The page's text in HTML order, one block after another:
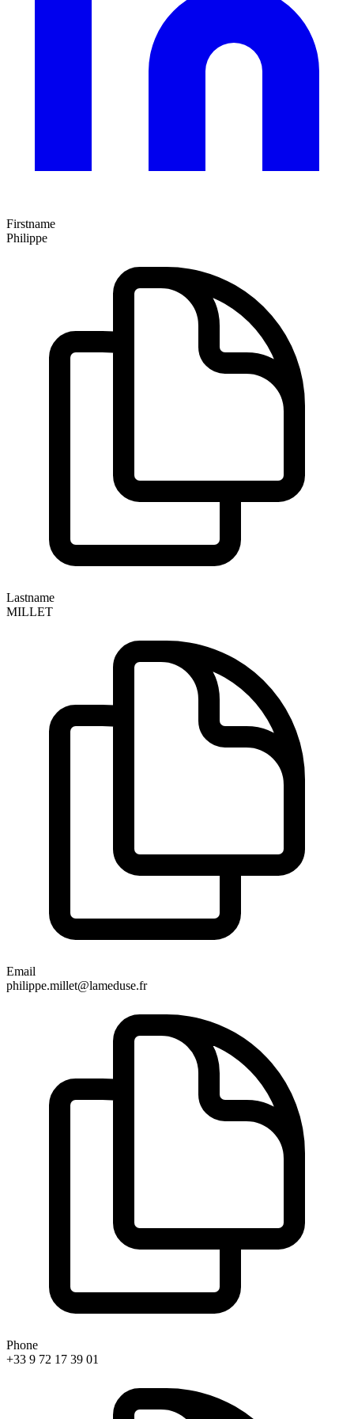
Firstname
Philippe
Lastname
MILLET
Email
philippe.millet@lameduse.fr
Phone
+33 9 72 17 39 01